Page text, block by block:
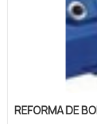
REFORMA DE